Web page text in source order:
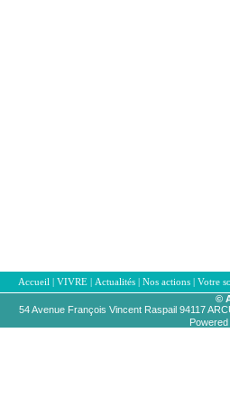
Accueil |VIVRE | Actualités |Nos actions |Votre
©
54 Avenue François Vincent Raspail 94117